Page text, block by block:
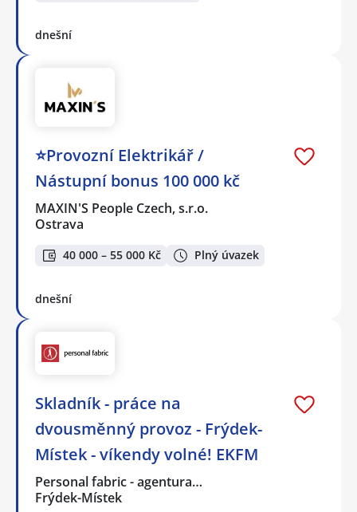
dnešní
⭐Provozní Elektrikář /
Nástupní bonus 100 000 kč
MAXIN'S People Czech, s.r.o.
Ostrava
40 000 – 55 000 Kč Plný úvazek
dnešní
Skladník - práce na
dvousměnný provoz - Frýdek-
Místek - víkendy volné! EKFM
Personal fabric - agentura…
Frýdek-Místek